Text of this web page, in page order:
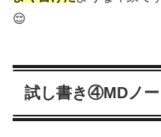
😌
試し書き④MDノ